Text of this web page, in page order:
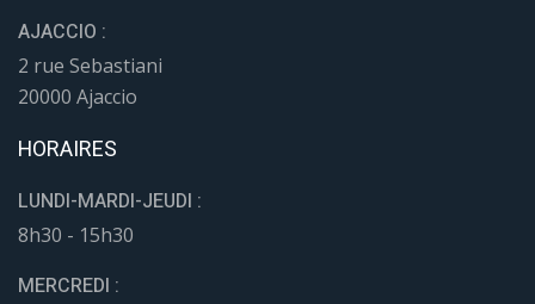
AJACCIO :
2 rue Sebastiani
20000 Ajaccio
HORAIRES
LUNDI-MARDI-JEUDI :
8h30 - 15h30
MERCREDI :